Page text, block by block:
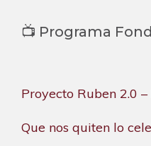
📺 Programa
Proyecto Ruben 2.0
Que nos quiten lo